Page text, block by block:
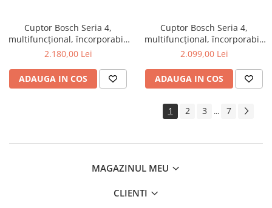
Cuptor Bosch Seria 4,
multifuncțional, încorporabil,
60 x 60 cm, Negru
2.180,00 Lei
ADAUGA IN COS
Cuptor Bosch Seria 4,
multifuncțional, încorporabil,
60 x 60 cm, Negru
2.099,00 Lei
ADAUGA IN COS
1 2 3 ... 7
MAGAZINUL MEU
CLIENTI